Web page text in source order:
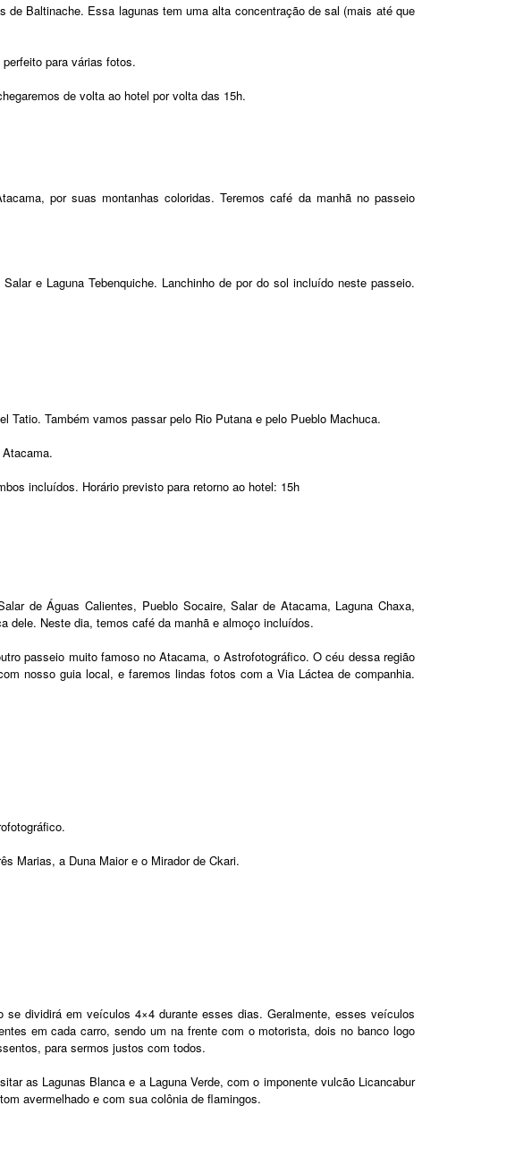
Baltinache. Essa lagunas tem uma alta concentração de sal (mais até que
para várias fotos.
de volta ao hotel por volta das 15h.
por suas montanhas coloridas. Teremos café da manhã no passeio
e Laguna Tebenquiche. Lanchinho de por do sol incluído neste passeio.
Também vamos passar pelo Rio Putana e pelo Pueblo Machuca.
incluídos. Horário previsto para retorno ao hotel: 15h
de Águas Calientes, Pueblo Socaire, Salar de Atacama, Laguna Chaxa,
dele. Neste dia, temos café da manhã e almoço incluídos.
passeio muito famoso no Atacama, o Astrofotográfico. O céu dessa região
nosso guia local, e faremos lindas fotos com a Via Láctea de companhia.
Marias, a Duna Maior e o Mirador de Ckari.
dividirá em veículos 4×4 durante esses dias. Geralmente, esses veículos
em cada carro, sendo um na frente com o motorista, dois no banco logo
para sermos justos com todos.
as Lagunas Blanca e a Laguna Verde, com o imponente vulcão Licancabur
avermelhado e com sua colônia de flamingos.